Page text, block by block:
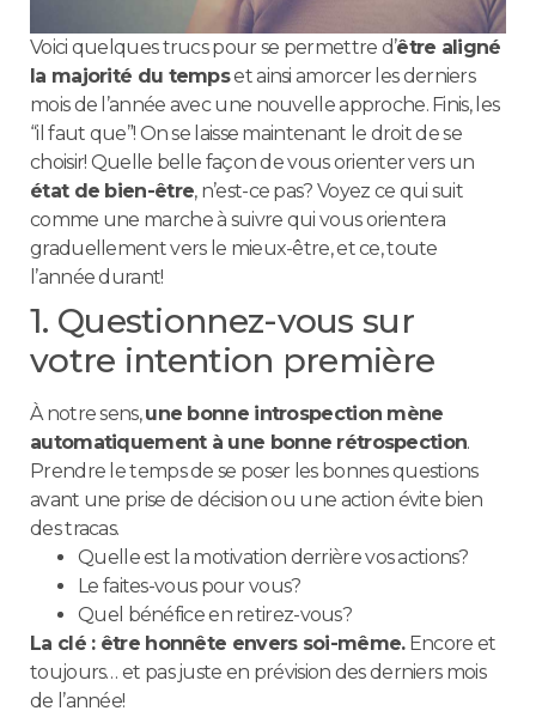
Voici quelques trucs pour se permettre d’être aligné
la majorité du tempset ainsi amorcer les derniers
mois de l’année avec une nouvelle approche. Finis, les
“il faut que”! On se laisse maintenant le droit de se
choisir! Quelle belle façon de vous orienter vers un
état de bien-être, n’est-ce pas? Voyez ce qui suit
comme une marche à suivre qui vous orientera
graduellement vers le mieux-être, et ce, toute
l’année durant!
1. Questionnez-vous sur
votre intention première
À notre sens,une bonne introspection mène
automatiquement à une bonne rétrospection.
Prendre le temps de se poser les bonnes questions
avant une prise de décision ou une action évite bien
des tracas.
Quelle est la motivation derrière vos actions?
Le faites-vous pour vous?
Quel bénéfice en retirez-vous?
La clé : être honnête envers soi-même.Encore et
toujours… et pas juste en prévision des derniers mois
de l’année!